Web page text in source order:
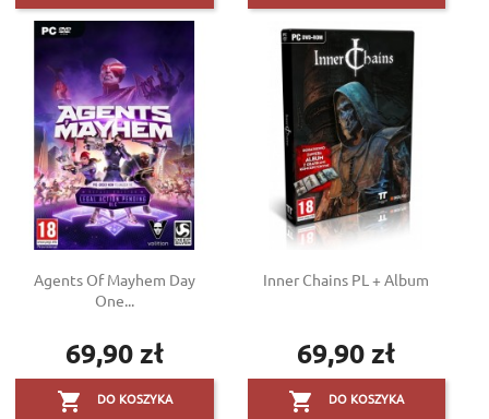
Agents Of Mayhem Day
One...
Cena
69,90 zł
 DO KOSZYKA
Inner Chains PL + Album
Cena
69,90 zł
 DO KOSZYKA